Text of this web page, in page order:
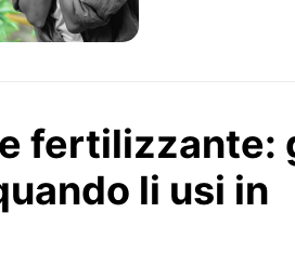
fertilizzante:
li usi in